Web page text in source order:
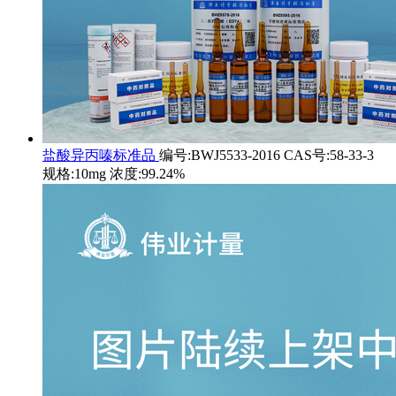
盐酸异丙嗪标准品 编号:BWJ5533-2016 CAS号:58-33-3
规格:10mg 浓度:99.24%